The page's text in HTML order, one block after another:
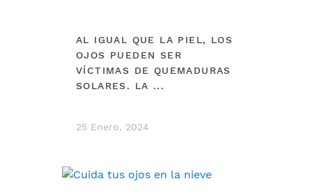
AL IGUAL QUE LA PIEL, LOS
OJOS PUEDEN SER
VÍCTIMAS DE QUEMADURAS
SOLARES. LA ...
25 Enero, 2024